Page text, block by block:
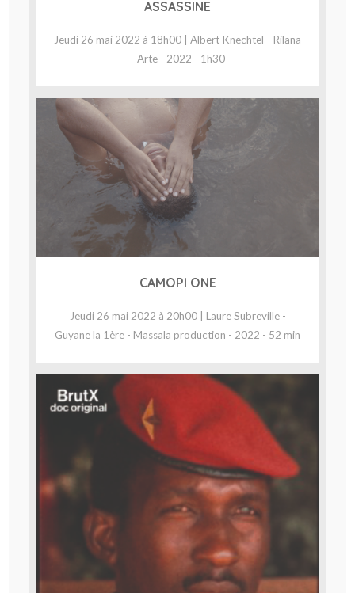
ASSASSINE
Jeudi 26 mai 2022 à 18h00 | Albert Knechtel - Rilana
- Arte - 2022 - 1h30
CAMOPI ONE
Jeudi 26 mai 2022 à 20h00 | Laure Subreville -
Guyane la 1ère - Massala production - 2022 - 52 min